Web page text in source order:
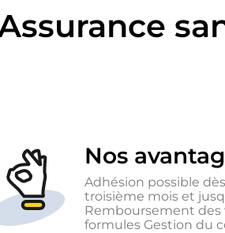
Nos
Adhésion possible
troisième mois et
Remboursement des
formules Gestion du